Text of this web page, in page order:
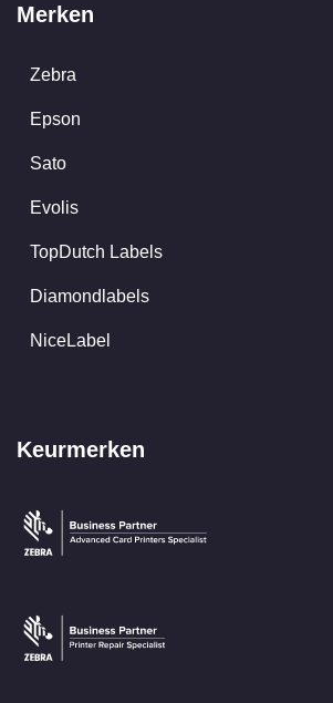
Merken
Zebra
Epson
Sato
Evolis
TopDutch Labels
Diamondlabels
NiceLabel
Keurmerken